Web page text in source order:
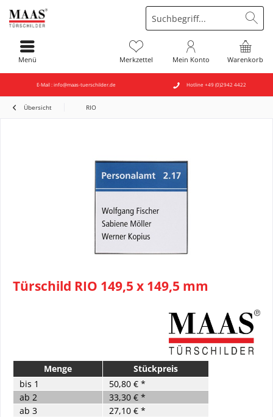
E-Mail : info@maas-tuerschilder.de Hotline +49 (0)2942 4422
Warenkorb
Merkzettel Mein Konto
Menü
Übersicht RIO
Türschild RIO 149,5 x 149,5 mm
Menge
Stückpreis
bis 1
50,80 € *
ab 2
33,30 € *
ab 3
27,10 € *